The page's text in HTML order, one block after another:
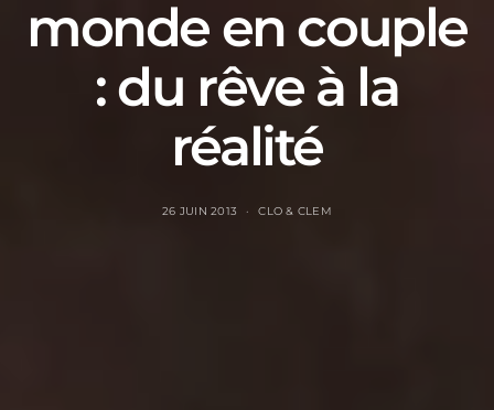
monde en couple
: du rêve à la
réalité
26 JUIN 2013 CLO & CLEM